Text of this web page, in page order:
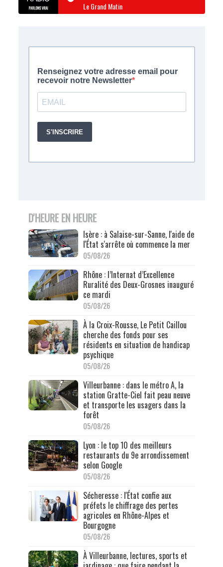
Le Grand Matin
D'HEURE EN HEURE
Isère : à Salaise-sur-Sanne, l'aide de
l'État s'arrête où commence la mer
05/08/26
Rhône : l’Internat d’Excellence
Ruralité des Deux-Grosnes inauguré
ce mardi
05/08/26
À la Croix-Rousse, Le Petit Caillou
cherche des fonds pour ses
résidents en situation de handicap
psychique
05/08/26
Villeurbanne : dans le métro A, la
station Gratte-Ciel fait peau neuve
et transporte les usagers dans la
forêt
05/08/26
Lyon : le top 10 des meilleurs
restaurants du 9e arrondissement
selon Google
05/08/26
Sécheresse : l'État confie aux
préfets le chiffrage des pertes
agricoles en Rhône-Alpes et
Bourgogne
05/08/26
À Villeurbanne, lectures, sports et